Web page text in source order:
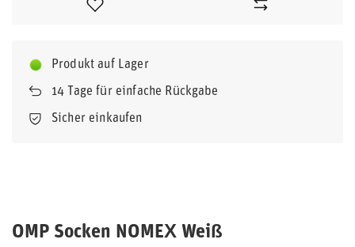
Produkt auf Lager
14 Tage für einfache Rückgabe
Sicher einkaufen
OMP Socken NOMEX Weiß